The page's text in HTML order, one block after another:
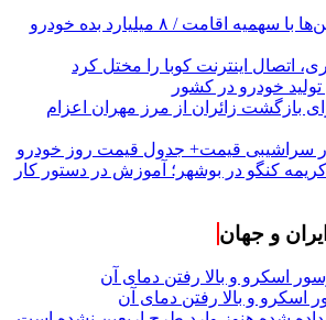
کاسبی خارج‌نشین‌ها با سهمیه اقامت / ۸ میلیارد بده خودرو
اتصال اینترنت کوبا را مختل کرد
برای بازگشت زائران از مرز مهران اعزام
در سراشیبی قیمت+ جدول قیمت روز خودرو
کنگو در بوشهر؛ آموزش در دستور کار
و جهان
و بالا رفتن دمای آن